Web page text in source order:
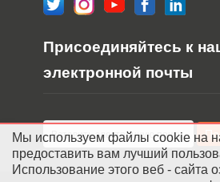
Присоединяйтесь к
электронной почты
Мы используем файлы cookie на
предоставить вам лучший
Использование этого веб - сайта